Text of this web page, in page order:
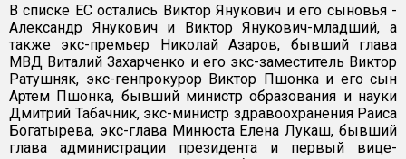
В списке ЕС остались Виктор Янукович и его сыновья -
Александр Янукович и Виктор Янукович-младший, а
также экс-премьер Николай Азаров, бывший глава
МВД Виталий Захарченко и его экс-заместитель Виктор
Ратушняк, экс-генпрокурор Виктор Пшонка и его сын
Артем Пшонка, бывший министр образования и науки
Дмитрий Табачник, экс-министр здравоохранения Раиса
Богатырева, экс-глава Минюста Елена Лукаш, бывший
глава администрации президента и первый вице-